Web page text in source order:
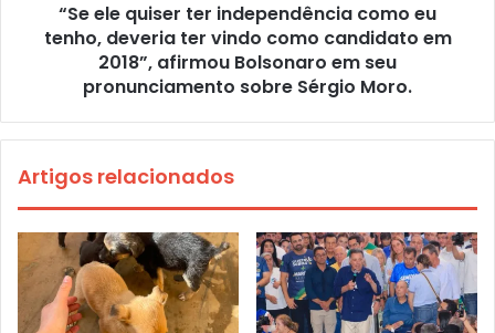
“Se ele quiser ter independência como eu
tenho, deveria ter vindo como candidato em
2018”, afirmou Bolsonaro em seu
pronunciamento sobre Sérgio Moro.
Artigos relacionados